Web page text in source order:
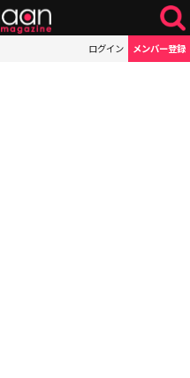
ログイン メンバー登録